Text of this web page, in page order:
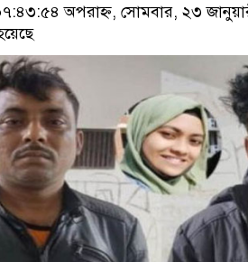
অপরাহ্ন, সোমবার, ২৩